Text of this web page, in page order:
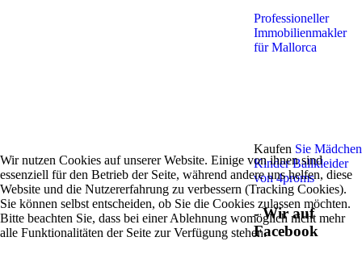
Professioneller
Immobilienmakler
für Mallorca
Kaufen Sie Mädchen
Kinder Ballkleider
von 4proms
- Wir auf
Facebook
Wir nutzen Cookies auf unserer Website. Einige von ihnen sind
essenziell für den Betrieb der Seite, während andere uns helfen, diese
Website und die Nutzererfahrung zu verbessern (Tracking Cookies).
Sie können selbst entscheiden, ob Sie die Cookies zulassen möchten.
Bitte beachten Sie, dass bei einer Ablehnung womöglich nicht mehr
alle Funktionalitäten der Seite zur Verfügung stehen.